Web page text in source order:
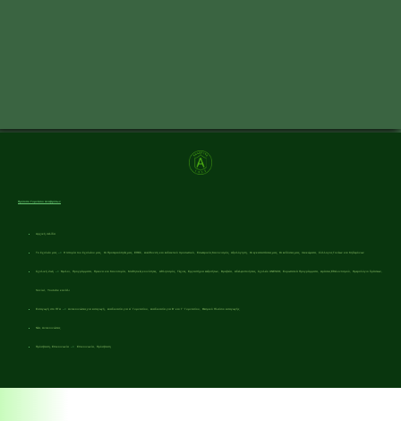
Πρότυπο Γυμνάσιο Αναβρύτων
Αρχική σελίδα
Το Σχολείο μας –> Η Ιστορία του Σχολείου μας, Οι Προτεραιότητές μας Διεύθυνση και Διδακτικό προσωπικό, Εσωτερικός Κανονισμός, Αξιολόγηση, Οι εγκαταστάσεις μας, Οι εκδόσεις μας, Λευκώματα, Σύλλογος Γονέων και Κηδεμόνων
Σχολική Ζωή –> Όμιλοι, Προγράμματα, Έρευνα και Καινοτομία, Μαθητικές κοινότητες, Αθλητισμός, Τέχνες, Εργαστήρια Δεξιοτήτων, Βραβεία, Αδελφοποιήσεις, Σχολείο UNESCO, Ευρωπαϊκά Προγράμματα, Δράσεις Εθελοντισμού, Ημερολόγιο δράσεων,
Social, Youtube κανάλι
Εισαγωγή στο ΠΓΑ –> Ανακοινώσεις για εισαγωγή, Διαδικασία για Α΄ Γυμνασίου, Διαδικασία για Β’ και Γ’ Γυμνασίου, Θεσμικό Πλαίσιο εισαγωγής
Νέα, Ανακοινώσεις
Πρόσβαση, Επικοινωνία –> Επικοινωνία, Πρόσβαση